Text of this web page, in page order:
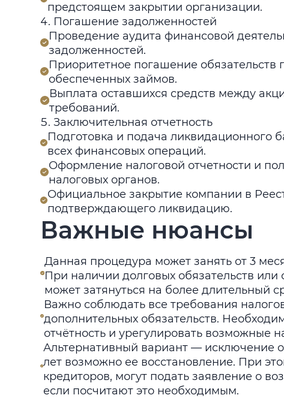
предстоящем закрытии организации.
Погашение задолженностей
Проведение аудита финансовой
задолженностей.
Приоритетное погашение
обеспеченных займов.
Выплата оставшихся средств между
требований.
Заключительная отчетность
Подготовка и подача
всех финансовых операций.
Оформление налоговой отчетности и
налоговых органов.
Официальное закрытие компании в
подтверждающего ликвидацию.
Важные нюансы
Данная процедура может занять от 3
При наличии долговых обязательств или
может затянуться на более длительный
Важно соблюдать все требования
дополнительных обязательств.
отчётность и урегулировать возможные
Альтернативный вариант — исключение
лет возможно ее восстановление. При
кредиторов, могут подать заявление о
если посчитают это необходимым.